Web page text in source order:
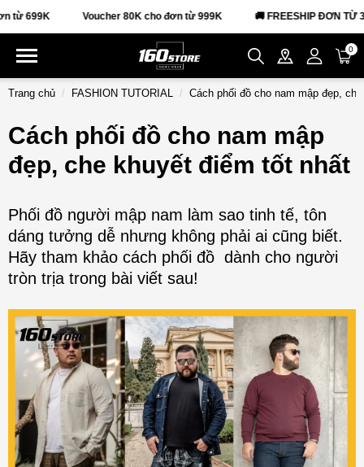
Voucher 80K cho đơn từ 999K 🚚 FREESHIP ĐƠN TỪ 399K
0
Trang chủ FASHION TUTORIAL Cách phối đồ cho nam mập đẹp,
Cách phối đồ cho nam mập
đẹp, che khuyết điểm tốt nhất
Phối đồ người mập nam làm sao tinh tế, tôn
dáng tưởng dễ nhưng không phải ai cũng biết.
Hãy tham khảo cách phối đồ dành cho người
tròn trịa trong bài viết sau!